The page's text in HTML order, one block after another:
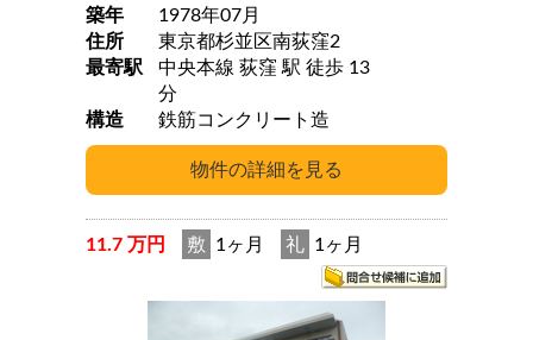
築年
1978年07月
住所
東京都杉並区南荻窪2
最寄駅
中央本線 荻窪 駅 徒歩 13
分
構造
鉄筋コンクリート造
11.7 万円 敷 1ヶ月 礼 1ヶ月